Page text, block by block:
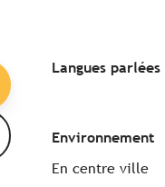
Langues parlées
Langues parlées
Environnement
Environnement
En centre ville